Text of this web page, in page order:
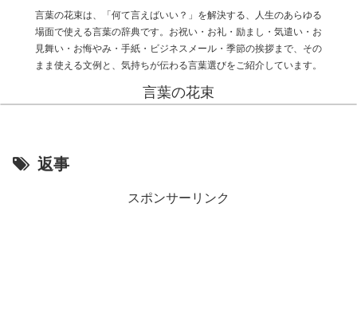
言葉の花束は、「何て言えばいい？」を解決する、人生のあらゆる
場面で使える言葉の辞典です。お祝い・お礼・励まし・気遣い・お
見舞い・お悔やみ・手紙・ビジネスメール・季節の挨拶まで、その
まま使える文例と、気持ちが伝わる言葉選びをご紹介しています。
言葉の花束
返事
スポンサーリンク